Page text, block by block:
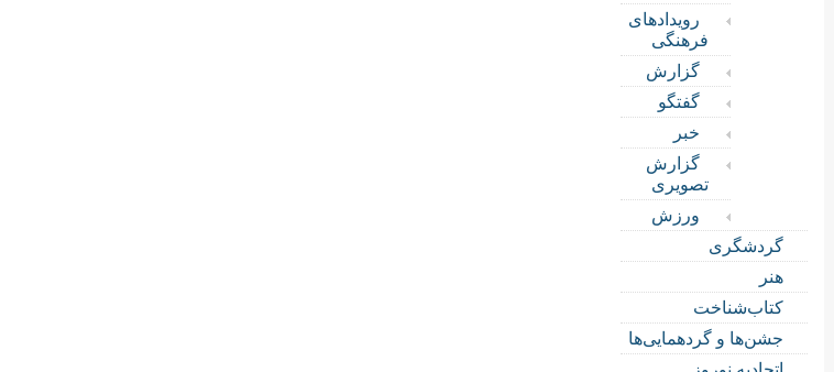
رویدادهای
فرهنگی
گزارش
گفتگو
خبر
گزارش
تصویری
ورزش
گردشگری
هنر
کتاب‌شناخت
جشن‌ها و گردهمایی‌ها